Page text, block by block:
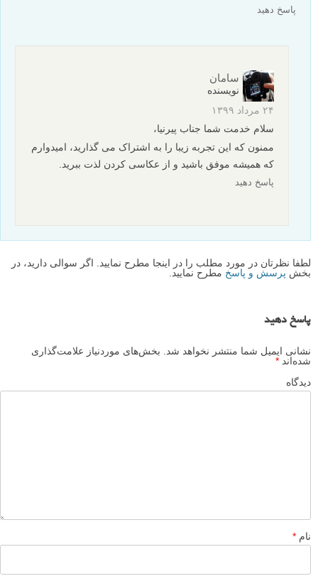
پاسخ دهید
سامان
نویسنده
۲۴ مرداد ۱۳۹۹
سلام خدمت شما جناب پیرنیا،
ممنون که این تجربه زیبا را به اشتراک می گذارید، امیدوارم
که همیشه موفق باشید و از عکاسی کردن لذت ببرید.
پاسخ دهید
لطفا نظرتان در مورد مطلب را در اینجا مطرح نمایید. اگر سوالی دارید، در
بخش پرسش و پاسخ مطرح نمایید.
پاسخ دهید
نشانی ایمیل شما منتشر نخواهد شد. بخش‌های موردنیاز علامت‌گذاری
شده‌اند *
دیدگاه
نام *